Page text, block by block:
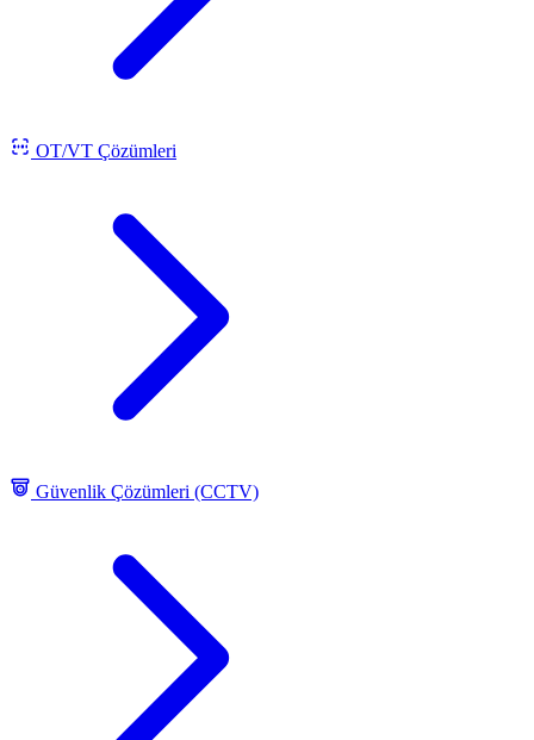
OT/VT Çözümleri
Güvenlik Çözümleri (CCTV)